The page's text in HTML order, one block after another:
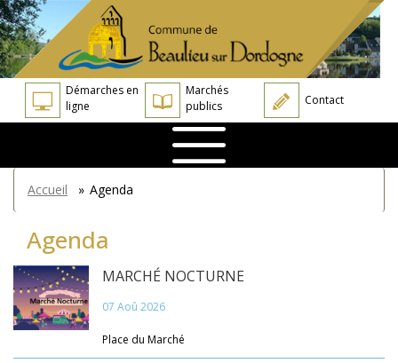
Aller
au
contenu
principal
Démarches en
ligne
Marchés
publics
Contact
You
are
here
Accueil » Agenda
Agenda
MARCHÉ NOCTURNE
07 Aoû 2026
Place du Marché
Panneau de gestion des cookies